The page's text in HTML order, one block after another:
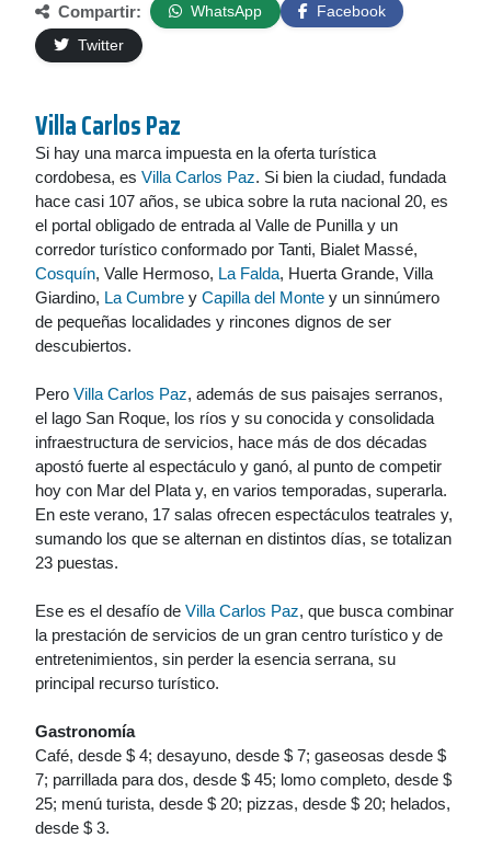
Compartir: WhatsApp
Facebook
Twitter
Villa Carlos Paz
Si hay una marca impuesta en la oferta turística
cordobesa, es Villa Carlos Paz. Si bien la ciudad, fundada
hace casi 107 años, se ubica sobre la ruta nacional 20, es
el portal obligado de entrada al Valle de Punilla y un
corredor turístico conformado por Tanti, Bialet Massé,
Cosquín, Valle Hermoso, La Falda, Huerta Grande, Villa
Giardino, La Cumbre y Capilla del Monte y un sinnúmero
de pequeñas localidades y rincones dignos de ser
descubiertos.
Pero Villa Carlos Paz, además de sus paisajes serranos,
el lago San Roque, los ríos y su conocida y consolidada
infraestructura de servicios, hace más de dos décadas
apostó fuerte al espectáculo y ganó, al punto de competir
hoy con Mar del Plata y, en varios temporadas, superarla.
En este verano, 17 salas ofrecen espectáculos teatrales y,
sumando los que se alternan en distintos días, se totalizan
23 puestas.
Ese es el desafío de Villa Carlos Paz, que busca combinar
la prestación de servicios de un gran centro turístico y de
entretenimientos, sin perder la esencia serrana, su
principal recurso turístico.
Gastronomía
Café, desde $ 4; desayuno, desde $ 7; gaseosas desde $
7; parrillada para dos, desde $ 45; lomo completo, desde $
25; menú turista, desde $ 20; pizzas, desde $ 20; helados,
desde $ 3.